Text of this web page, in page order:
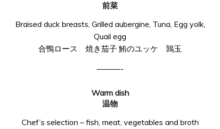
前菜
Braised duck breasts, Grilled aubergine, Tuna, Egg yolk,
Quail egg
合鴨ロース 焼き茄子 鮪のユッケ 鶉玉
———-
Warm dish
温物
Chef’s selection – fish, meat, vegetables and broth